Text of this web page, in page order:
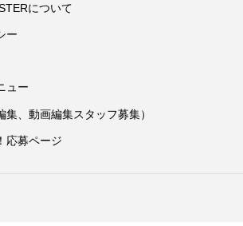
について
ー
ュー
、動画編集スタッフ募集）
応募ページ